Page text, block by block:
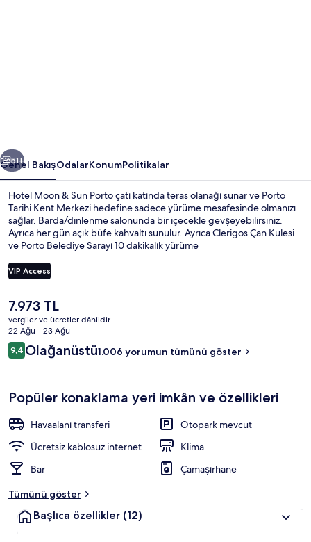
Sonraki
51+
Genel BakışOdalarKonumPolitikalar
Hotel Moon & Sun Porto çatı katında teras olanağı sunar ve Porto
Tarihi Kent Merkezi hedefine sadece yürüme mesafesinde olmanızı
sağlar. Barda/dinlenme salonunda bir içecekle gevşeyebilirsiniz.
Ayrıca her gün açık büfe kahvaltı sunulur. Ayrıca Clerigos Çan Kulesi
ve Porto Belediye Sarayı 10 dakikalık yürüme
yerinin genel durumu ile ilgili harika yorumlarda bulunuyor.
Konaklama yerinden toplu taşımaya kısa bir yürüyüşle ulaşabilir,
dakikalık yürüme mesafesindedir.
VIP Access
Şu
anki
fiyat
7.973 TL
7.973 TL
vergiler ve ücretler dâhildir
22 Ağu - 23 Ağu
Yorumlar
9,49,4/10
Olağanüstü1.006 yorumun tümünü göster
Popüler konaklama yeri imkân ve özellikleri
Havaalanı transferi
Otopark mevcut
Ücretsiz kablosuz internet
Klima
Bar
Çamaşırhane
Tümünü göster
Başlıca özellikler (12)